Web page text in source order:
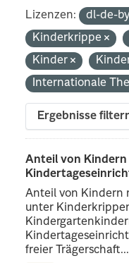
Lizenzen: dl-de-
Kinderkrippe
Kinder
Internationale
Ergebnisse
Anteil von
Anteil von Kindern
unter
freier Trägerschaft...